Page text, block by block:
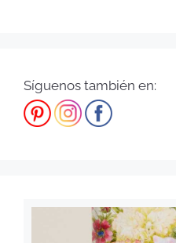
Síguenos también en: